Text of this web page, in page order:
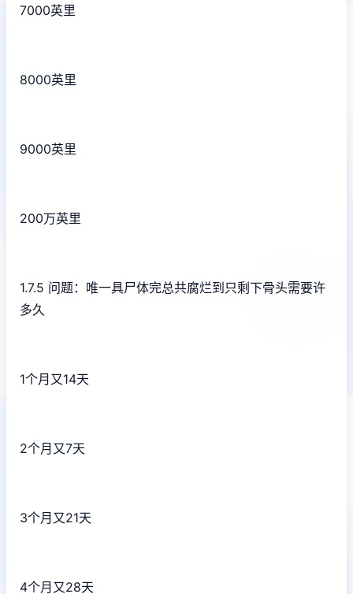
7000英里
8000英里
9000英里
200万英里
1.7.5 问题：唯一具尸体完总共腐烂到只剩下骨头需要许
多久
1个月又14天
2个月又7天
3个月又21天
4个月又28天